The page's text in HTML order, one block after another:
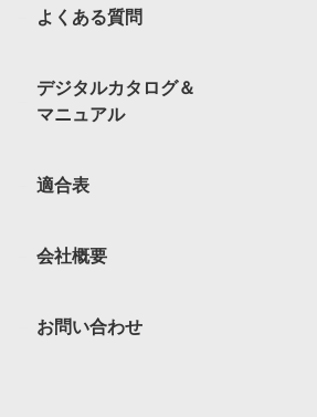
よくある質問
デジタルカタログ＆
マニュアル
適合表
会社概要
お問い合わせ